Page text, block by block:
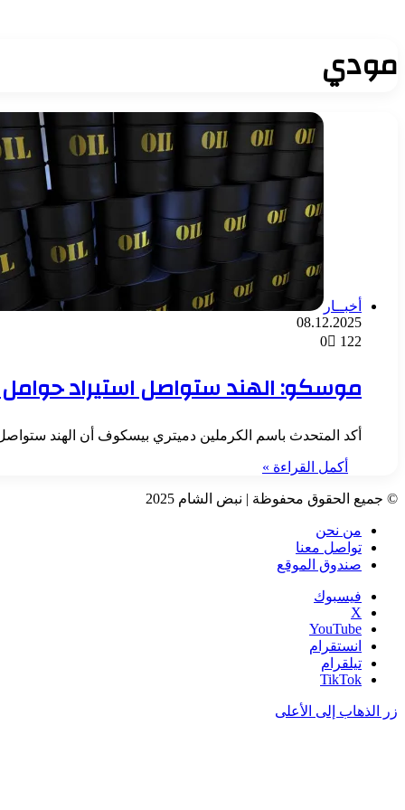
مودي
أخبــار
08.12.2025
0
122
موسكو: الهند ستواصل استيراد حوامل
أكد المتحدث باسم الكرملين دميتري بيسكوف أن الهند
أكمل القراءة »
© جميع الحقوق محفوظة | نبض الشام 2025
من نحن
تواصل معنا
صندوق الموقع
فيسبوك
‫X
‫YouTube
انستقرام
تيلقرام
‫TikTok
زر الذهاب إلى الأعلى